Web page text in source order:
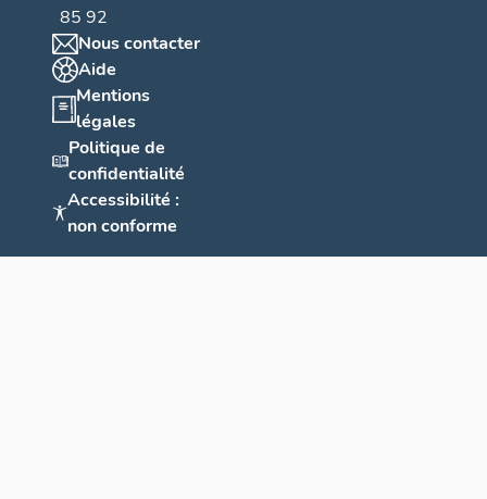
85 92
Nous contacter
Aide
Mentions
légales
Politique de
confidentialité
Accessibilité :
non conforme